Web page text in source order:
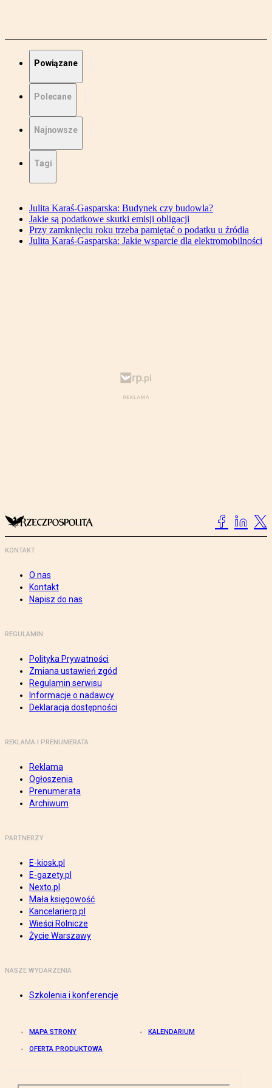
Powiązane
Polecane
Najnowsze
Tagi
Julita Karaś-Gasparska: Budynek czy budowla?
Jakie są podatkowe skutki emisji obligacji
Przy zamknięciu roku trzeba pamiętać o podatku u źródła
Julita Karaś-Gasparska: Jakie wsparcie dla elektromobilności
KONTAKT
O nas
Kontakt
Napisz do nas
REGULAMIN
Polityka Prywatności
Zmiana ustawień zgód
Regulamin serwisu
Informacje o nadawcy
Deklaracja dostępności
REKLAMA I PRENUMERATA
Reklama
Ogłoszenia
Prenumerata
Archiwum
PARTNERZY
E-kiosk.pl
E-gazety.pl
Nexto.pl
Mała księgowość
Kancelarierp.pl
Wieści Rolnicze
Życie Warszawy
NASZE WYDARZENIA
Szkolenia i konferencje
MAPA STRONY KALENDARIUM
OFERTA PRODUKTOWA